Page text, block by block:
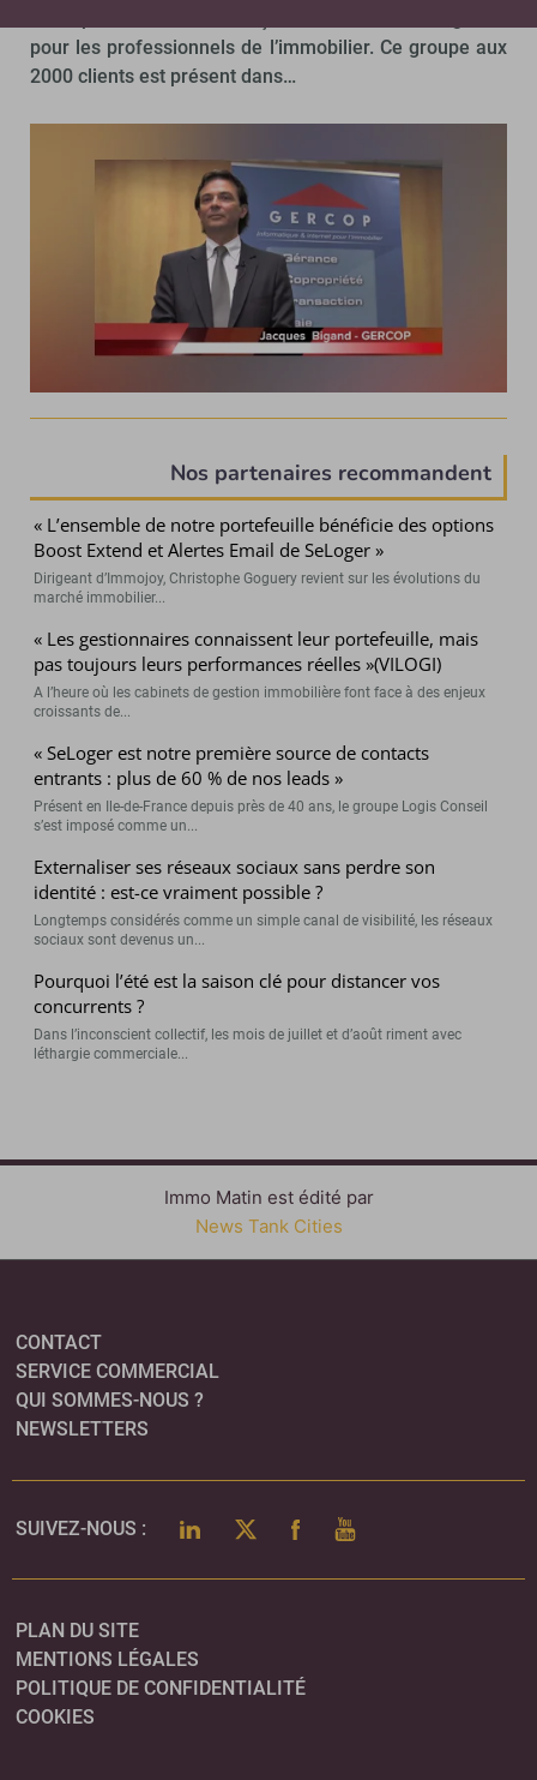
pour les professionnels de l’immobilier. Ce groupe aux
2000 clients est présent dans…
Nos partenaires recommandent
« L’ensemble de notre portefeuille bénéficie des options
Boost Extend et Alertes Email de SeLoger »
Dirigeant d’Immojoy, Christophe Goguery revient sur les évolutions du
marché immobilier...
« Les gestionnaires connaissent leur portefeuille, mais
pas toujours leurs performances réelles »(VILOGI)
A l’heure où les cabinets de gestion immobilière font face à des enjeux
croissants de...
« SeLoger est notre première source de contacts
entrants : plus de 60 % de nos leads »
Présent en Ile-de-France depuis près de 40 ans, le groupe Logis Conseil
s’est imposé comme un...
Externaliser ses réseaux sociaux sans perdre son
identité : est-ce vraiment possible ?
Longtemps considérés comme un simple canal de visibilité, les réseaux
sociaux sont devenus un...
Pourquoi l’été est la saison clé pour distancer vos
concurrents ?
Dans l’inconscient collectif, les mois de juillet et d’août riment avec
léthargie commerciale...
Immo Matin est édité par
News Tank Cities
CONTACT
SERVICE COMMERCIAL
QUI SOMMES-NOUS ?
NEWSLETTERS
SUIVEZ-NOUS : LINKEDINTWITTERFACEBOOK
YOUTUBE
PLAN DU SITE
MENTIONS LÉGALES
POLITIQUE DE CONFIDENTIALITÉ
COOKIES